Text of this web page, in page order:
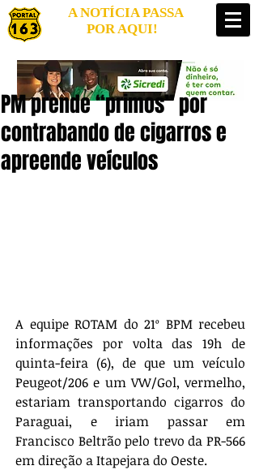
A NOTÍCIA PASSA
POR AQUI!
PM prende “primos” por
contrabando de cigarros e
apreende veículos
A equipe ROTAM do 21º BPM recebeu
informações por volta das 19h de
quinta-feira (6), de que um veículo
Peugeot/206 e um VW/Gol, vermelho,
estariam transportando cigarros do
Paraguai, e iriam passar em
Francisco Beltrão pelo trevo da PR-566
em direção a Itapejara do Oeste.